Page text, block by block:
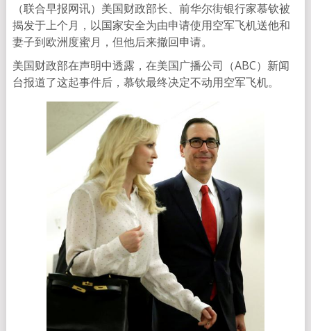
（联合早报网讯）美国财政部长、前华尔街银行家慕钦被
揭发于上个月，以国家安全为由申请使用空军飞机送他和
妻子到欧洲度蜜月，但他后来撤回申请。
美国财政部在声明中透露，在美国广播公司（ABC）新闻
台报道了这起事件后，慕钦最终决定不动用空军飞机。